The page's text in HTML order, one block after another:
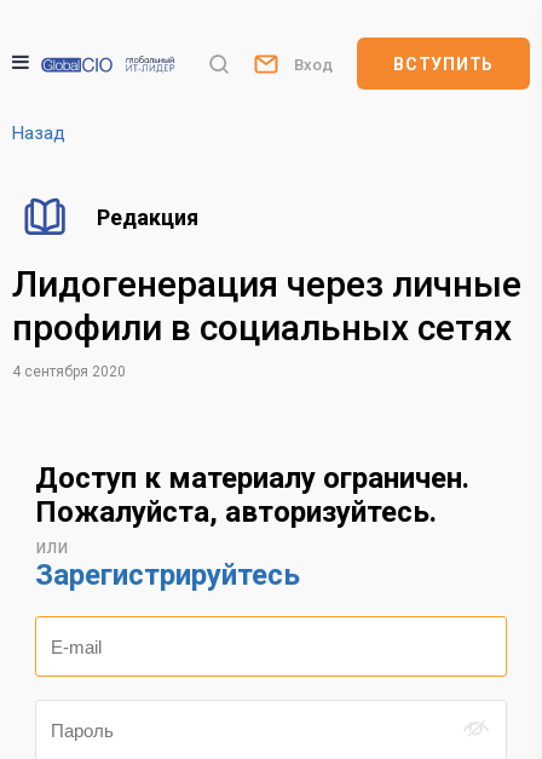
Вход ВСТУПИТЬ
Назад
Редакция
Лидогенерация через личные
профили в социальных сетях
4 сентября 2020
Доступ к материалу ограничен.
Пожалуйста, авторизуйтесь.
или
Зарегистрируйтесь